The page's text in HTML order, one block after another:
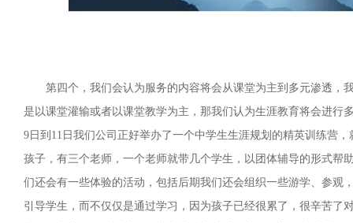
第四个，我们会认为服务的内容将会从课堂为主到多元渗透，
是以课堂灌输或者以课堂教学为主，那我们认为生涯教育将会进行
9日到11日我们公司正好举办了一个中学生生涯规划的精英训练营
孩子，有三个老师，一个老师就带几个学生，以团体辅导的形式帮
们还会有一些体验的活动，包括后期我们还会组织一些游学、参观
引导学生，而不仅仅是通过学习，因为孩子已经很累了，很辛苦了